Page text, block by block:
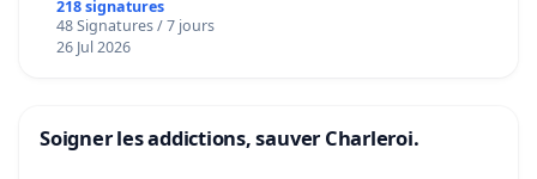
218 signatures
48 Signatures / 7 jours
26 Jul 2026
Soigner les addictions, sauver Charleroi.